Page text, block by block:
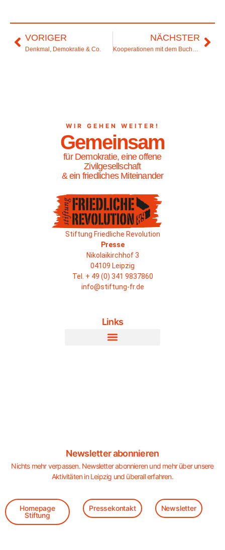
VORIGER
Denkmal, Demokratie & Co.
NÄCHSTER
WIR GEHEN WEITER!
Gemeinsam
für Demokratie, eine offene
Zivilgesellschaft
& ein friedliches Miteinander
Stiftung Friedliche Revolution
Presse
Nikolaikirchhof 3
04109 Leipzig
Tel. + 49 (0) 341 9837860
info@stiftung-fr.de
Links
Newsletter abonnieren
Nichts mehr verpassen. Newsletter abonnieren und mehr über unsere
Aktivitäten in Leipzig und überall erfahren.
Homepage
Stiftung
Pressekontakt Newsletter